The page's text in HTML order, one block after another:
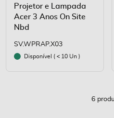
Projetor e Lampada
Acer 3 Anos On Site
Nbd
SV.WPRAP.X03
Disponível ( 10 Un )
6